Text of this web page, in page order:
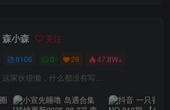
森小森 关注
8106 0 29 47.8W+
这家伙很懒，什么都没有写...